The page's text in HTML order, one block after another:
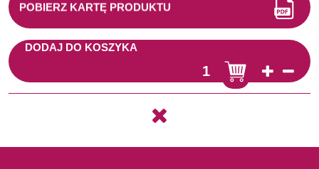
POBIERZ KARTĘ PRODUKTU
DODAJ DO KOSZYKA